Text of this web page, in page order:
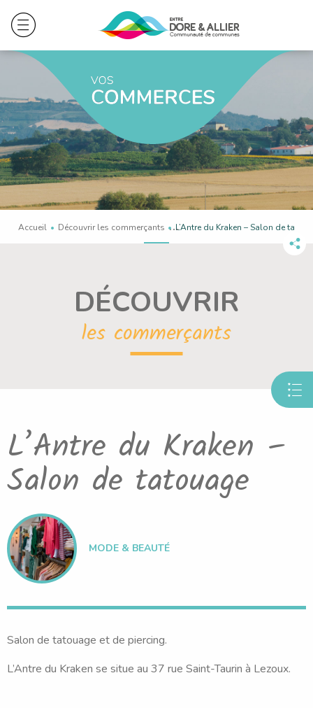
Accueil Découvrir les commerçants En cours :
L’Antre du Kraken – Salon de
DÉCOUVRIR
les commerçants
L’Antre du Kraken –
Salon de tatouage
MODE & BEAUTÉ
Salon de tatouage et de piercing.
L’Antre du Kraken se situe au 37 rue Saint-Taurin à Lezoux.